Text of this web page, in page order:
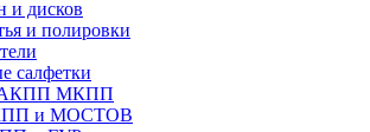
и дисков
и полировки
салфетки
МКПП
и МОСТОВ